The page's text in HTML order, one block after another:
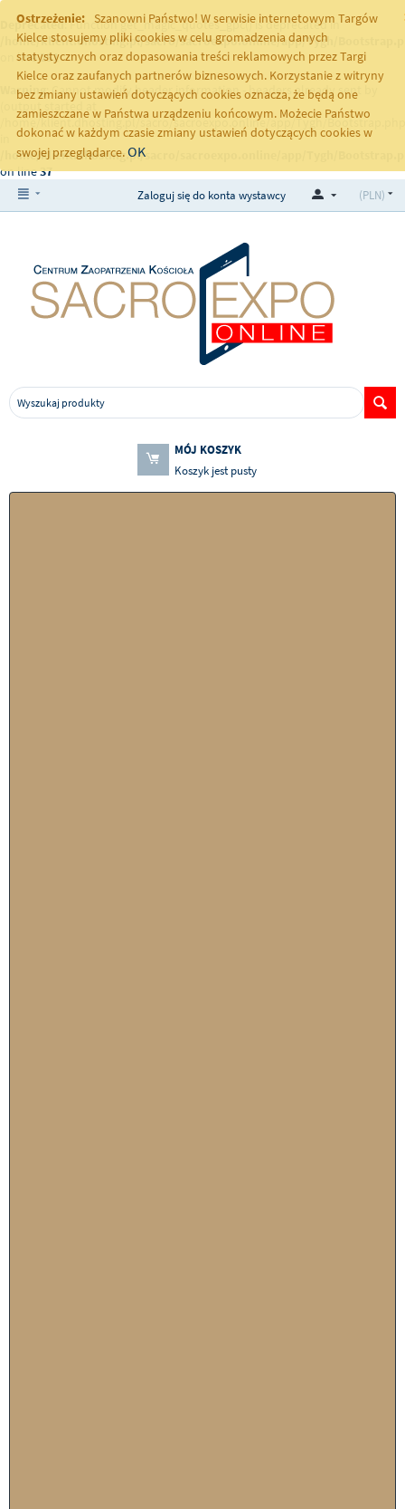
Deprecated: Function get_magic_quotes_gpc() is deprecated in
/home/klient.dhosting.pl/sacro/sacroexpo.online/app/Tygh/
on line251
Warning: Cannot modify header information - headers already sent by
(output started at
/home/klient.dhosting.pl/sacro/sacroexpo.online/app/Tygh/
/home/klient.dhosting.pl/sacro/sacroexpo.online/app/Tygh/
on line37
Ostrzeżenie:
Szanowni Państwo! W serwisie internetowym Targów
Kielce stosujemy pliki cookies w celu gromadzenia danych
statystycznych oraz dopasowania treści reklamowych przez Targi
Kielce oraz zaufanych partnerów biznesowych. Korzystanie z witryny
bez zmiany ustawień dotyczących cookies oznacza, że będą one
zamieszczane w Państwa urządzeniu końcowym. Możecie Państwo
dokonać w każdym czasie zmiany ustawień dotyczących cookies w
swojej przeglądarce.OK
(PLN)
Zaloguj się do konta wystawcy
MÓJ KOSZYK
Koszyk jest pusty